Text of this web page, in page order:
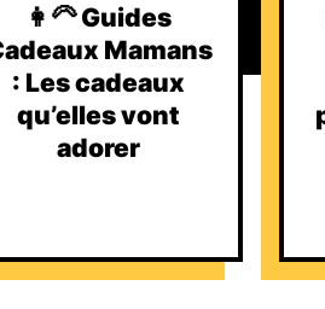
👩‍🦳 Guides
Mamans
: Les cadeaux
qu’elles vont
adorer